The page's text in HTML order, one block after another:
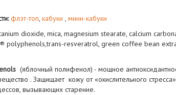
флэт-топ, кабуки , мини-кабуки
dioxide, mica, magnesium stearate, calcium
polyphenols,trans-resveratrol, green coffee bean
(яблочный полифенол) - мощное
. Защищает кожу от «окислительного
вызывающих старение.